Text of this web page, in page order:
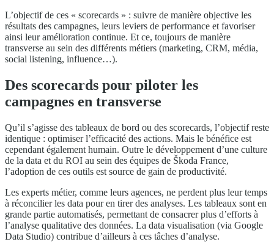
L’objectif de ces « scorecards » : suivre de manière objective les
résultats des campagnes, leurs leviers de performance et favoriser
ainsi leur amélioration continue. Et ce, toujours de manière
transverse au sein des différents métiers (marketing, CRM, média,
social listening, influence…).
Des scorecards pour piloter les
campagnes en transverse
Qu’il s’agisse des tableaux de bord ou des scorecards, l’objectif reste
identique : optimiser l’efficacité des actions. Mais le bénéfice est
cependant également humain. Outre le développement d’une culture
de la data et du ROI au sein des équipes de Škoda France,
l’adoption de ces outils est source de gain de productivité.
Les experts métier, comme leurs agences, ne perdent plus leur temps
à réconcilier les data pour en tirer des analyses. Les tableaux sont en
grande partie automatisés, permettant de consacrer plus d’efforts à
l’analyse qualitative des données. La data visualisation (via Google
Data Studio) contribue d’ailleurs à ces tâches d’analyse.